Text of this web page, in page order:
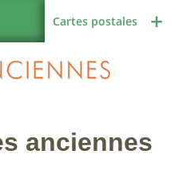
Cartes postales
anciennes